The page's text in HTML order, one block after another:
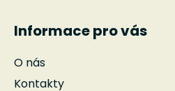
Informace pro vás
O nás
Kontakty